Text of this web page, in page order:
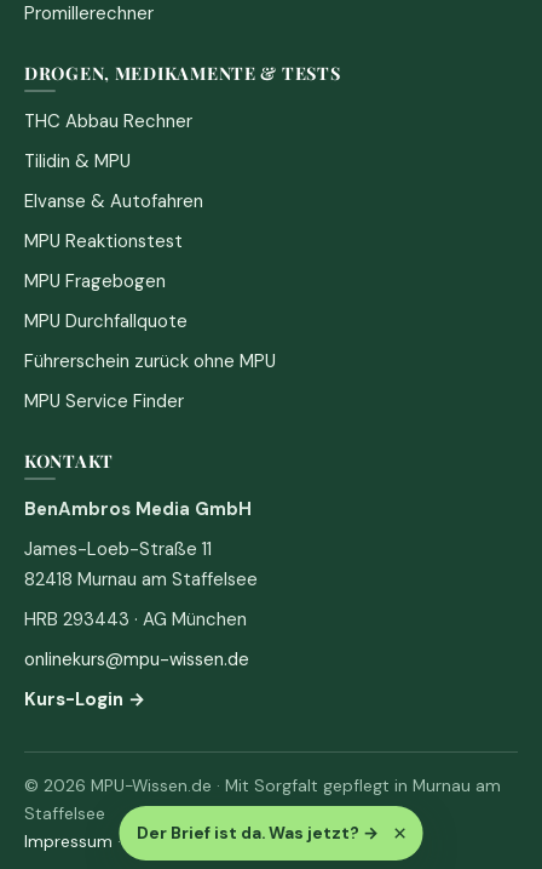
Der Brief ist da. Was jetzt? → ×
Promillerechner
DROGEN, MEDIKAMENTE & TESTS
THC Abbau Rechner
Tilidin & MPU
Elvanse & Autofahren
MPU Reaktionstest
MPU Fragebogen
MPU Durchfallquote
Führerschein zurück ohne MPU
MPU Service Finder
KONTAKT
BenAmbros Media GmbH
James-Loeb-Straße 11
82418 Murnau am Staffelsee
HRB 293443 · AG München
onlinekurs@mpu-wissen.de
Kurs-Login →
© 2026 MPU-Wissen.de · Mit Sorgfalt gepflegt in Murnau am
Staffelsee
Impressum · Datenschutz & AGB